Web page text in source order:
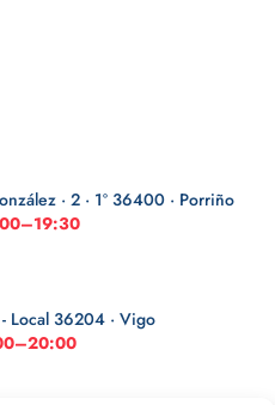
· 2 · 1º 36400 · Porriño
Local 36204 · Vigo